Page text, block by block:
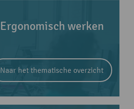
Ergonomisch werken
Naar het thematische overzicht